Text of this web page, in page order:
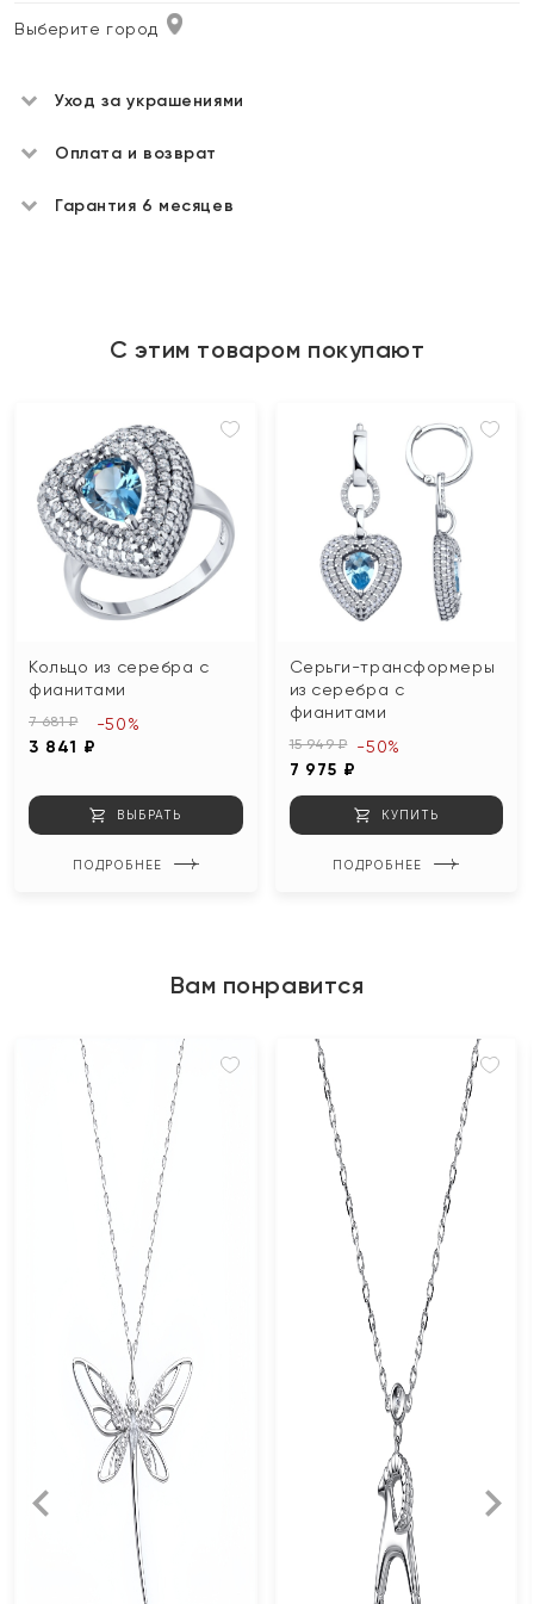
Выберите город
Уход за украшениями
Оплата и возврат
Гарантия 6 месяцев
С этим товаром покупают
Кольцо из серебра с
фианитами
7 681 ₽
3 841 ₽
-50%
ВЫБРАТЬ
ПОДРОБНЕЕ
Серьги-трансформеры
из серебра с
фианитами
15 949 ₽
7 975 ₽
-50%
КУПИТЬ
ПОДРОБНЕЕ
Вам понравится